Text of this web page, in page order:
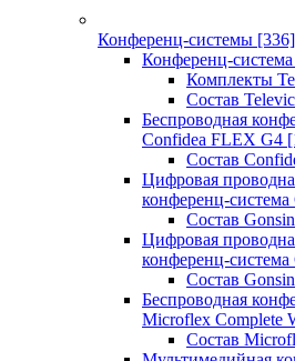
Конференц-системы [336]
Конференц-
Комплекты
Состав
Беспроводная
Confidea FLEX G4
Состав
Цифровая
конференц-
Состав
Цифровая
конференц-система
Состав
Беспроводная
Microflex Complete
Состав